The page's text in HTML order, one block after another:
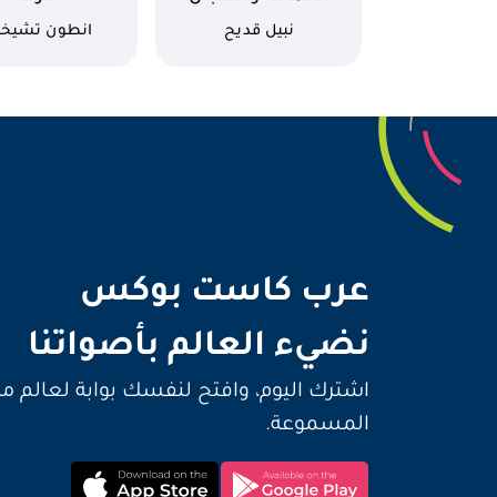
كاتب
نبيل قديح كاتب
انطون
عرب كاست بوكس
نضيء العالم بأصواتنا
اشترك اليوم، وافتح لنفسك بوابة لعالم
المسموعة.